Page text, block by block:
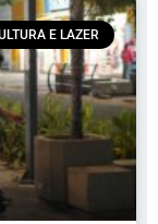
E LAZER